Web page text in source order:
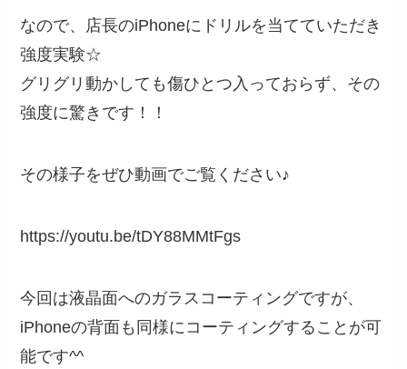
なので、店長のiPhoneにドリルを当てていただき
強度実験☆
グリグリ動かしても傷ひとつ入っておらず、その
強度に驚きです！！
その様子をぜひ動画でご覧ください♪
https://youtu.be/tDY88MMtFgs
今回は液晶面へのガラスコーティングですが、
iPhoneの背面も同様にコーティングすることが可
能です^^